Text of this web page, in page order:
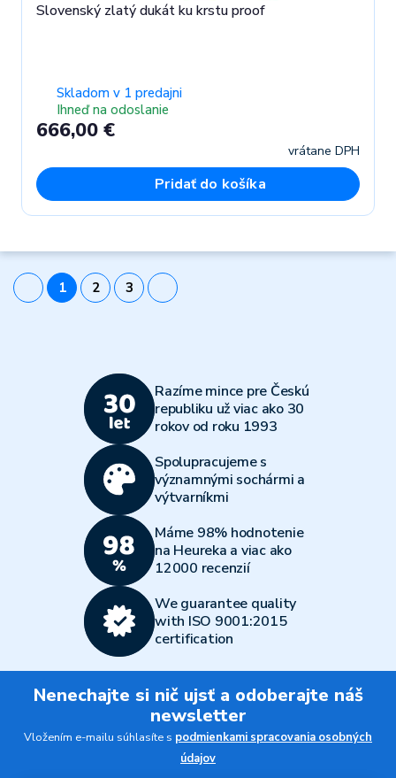
Slovenský zlatý dukát ku krstu proof
Skladom v 1 predajni
Ihneď na odoslanie
666,00 €
vrátane DPH
Pridať do košíka
1 2 3
Razíme mince pre Českú
republiku už viac ako 30
rokov od roku 1993
Spolupracujeme s
významnými sochármi a
výtvarníkmi
Máme 98% hodnotenie
na Heureka a viac ako
12000 recenzií
We guarantee quality
with ISO 9001:2015
certification
Nenechajte si nič ujsť a odoberajte náš
newsletter
Vložením e-mailu súhlasíte s podmienkami spracovania osobných
údajov